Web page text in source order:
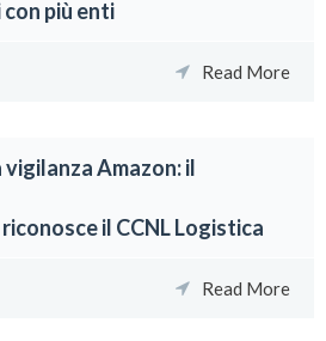
più enti
Read More
Amazon: il
il CCNL Logistica
Read More